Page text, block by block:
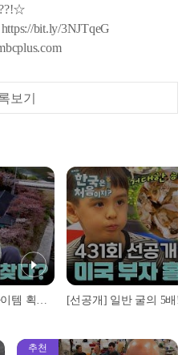
bit.ly/3NJTqeG
보기
[예고] ＜케데헌＞ 시즌2 대박 아이템 획득?! 하동에서 계속되는 크리스 가족의 정체성
추천